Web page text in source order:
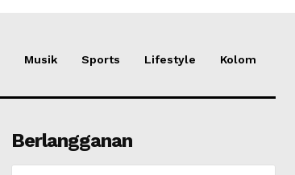
Musik Sports Lifestyle Kolom
Berlangganan